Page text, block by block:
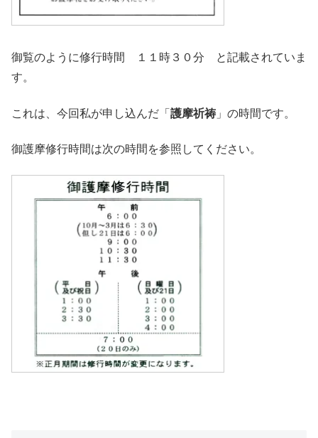
御覧のように修行時間 １１時３０分 と記載されていま
す。
これは、今回私が申し込んだ「 護摩祈祷 」の時間です。
御護摩修行時間は次の時間を参照してください。